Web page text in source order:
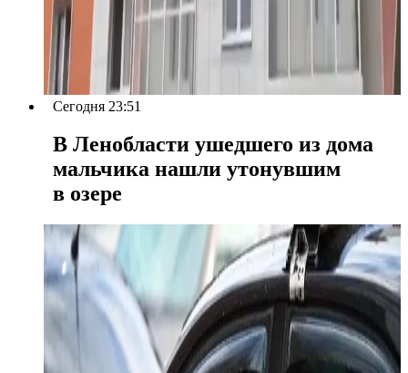
Сегодня 23:51
В Ленобласти ушедшего из дома
мальчика нашли утонувшим
в озере